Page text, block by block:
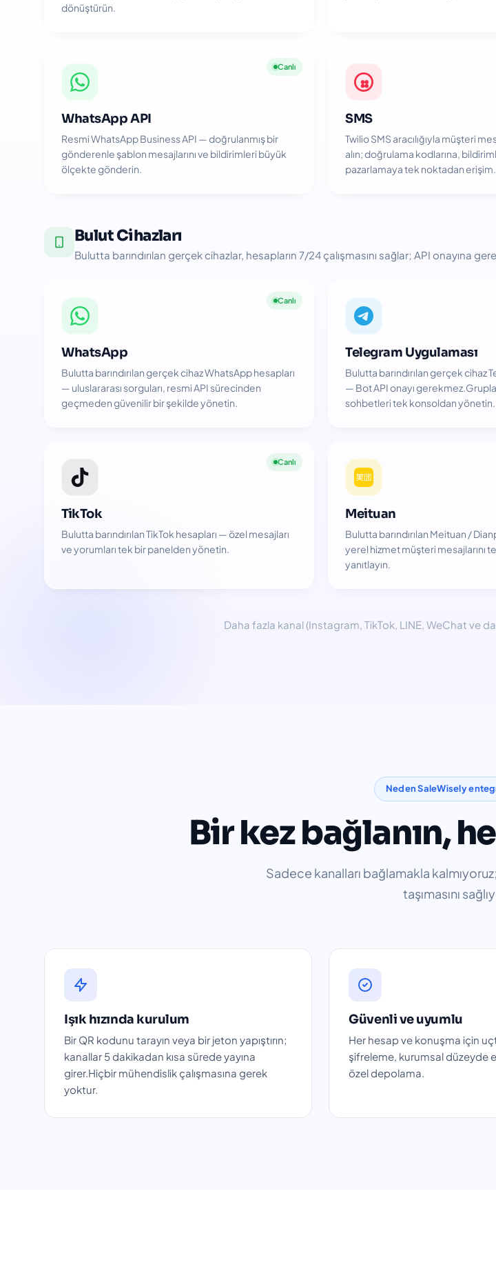
dönüştürün.
WhatsApp API
Resmi WhatsApp Business API — doğrulanmış bir
gönderenle şablon mesajlarını ve bildirimleri büyük
ölçekte gönderin.
Canlı
SMS
Twilio SMS aracılığıyla müşteri
alın; doğrulama kodlarına,
pazarlamaya tek noktadan erişim.
Bulut Cihazları
Bulutta barındırılan gerçek cihazlar, hesapların 7/24 çalışmasını sağlar; API onayına
WhatsApp
Bulutta barındırılan gerçek cihaz WhatsApp hesapları
— uluslararası sorguları, resmi API sürecinden
geçmeden güvenilir bir şekilde yönetin.
Canlı
Telegram Uygulaması
Bulutta barındırılan gerçek cihaz
— Bot API onayı
sohbetleri tek konsoldan yönetin.
TikTok
Bulutta barındırılan TikTok hesapları — özel mesajları
ve yorumları tek bir panelden yönetin.
Canlı
Meituan
Bulutta barındırılan Meituan /
yerel hizmet müşteri mesajlarını
yanıtlayın.
Daha fazla kanal (Instagram, TikTok, LINE, WeChat ve
Neden SaleWisely
Bir kez bağlanın,
Sadece kanalları bağlamakla
taşımasını
Işık hızında kurulum
Bir QR kodunu tarayın veya bir jeton yapıştırın;
kanallar 5 dakikadan kısa sürede yayına
girer.Hiçbir mühendislik çalışmasına gerek
yoktur.
Güvenli ve uyumlu
Her hesap ve konuşma için
şifreleme, kurumsal düzeyde
özel depolama.